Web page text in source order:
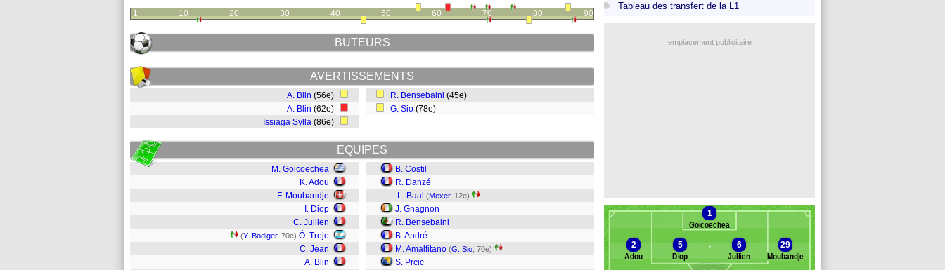
1 10 20 30 40 50 60 70 80 90
BUTEURS
AVERTISSEMENTS
A. Blin (56e)
A. Blin (62e)
Issiaga Sylla (86e)
R. Bensebaini (45e)
G. Sio (78e)
EQUIPES
M. Goicoechea
K. Adou
F. Moubandje
I. Diop
C. Jullien
(Y. Bodiger, 70e) Ó. Trejo
C. Jean
A. Blin
B. Costil
R. Danzé
L. Baal (Mexer, 12e)
J. Gnagnon
R. Bensebaini
B. André
M. Amalfitano (G. Sio , 70e)
S. Prcic
Tableau des transfert de la L1
emplacement publicitaire
1
Goicoechea
2
Adou
5
Diop
6
Jullien
29
Moubandje